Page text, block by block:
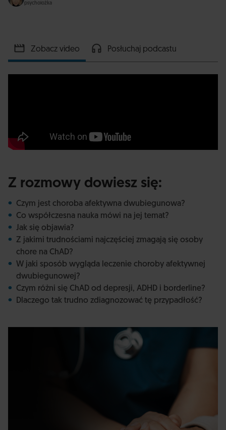
psycholożka
Zobacz video Posłuchaj podcastu
Z rozmowy dowiesz się:
Czym jest choroba afektywna dwubiegunowa?
Co współczesna nauka mówi na jej temat?
Jak się objawia?
Z jakimi trudnościami najczęściej zmagają się osoby
chore na ChAD?
W jaki sposób wygląda leczenie choroby afektywnej
dwubiegunowej?
Czym różni się ChAD od depresji, ADHD i borderline?
Dlaczego tak trudno zdiagnozować tę przypadłość?